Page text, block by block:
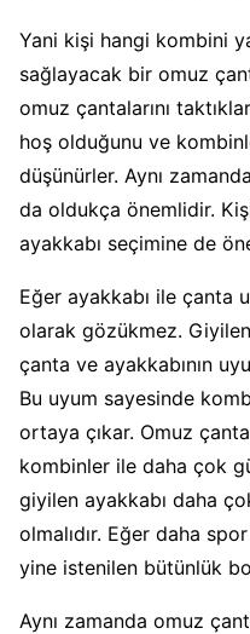
Yani kişi hangi kombini
sağlayacak bir omuz
omuz çantalarını
hoş olduğunu ve
düşünürler. Aynı
da oldukça önemlidir.
ayakkabı seçimine de
Eğer ayakkabı ile çanta
olarak gözükmez.
çanta ve ayakkabının
Bu uyum sayesinde
ortaya çıkar. Omuz
kombinler ile daha çok
giyilen ayakkabı daha
olmalıdır. Eğer daha
yine istenilen bütünlük
Aynı zamanda omuz